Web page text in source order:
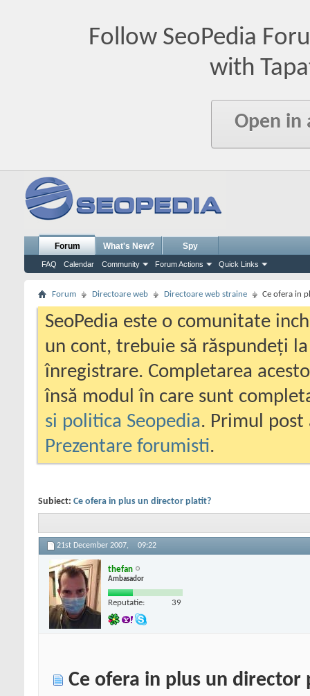
Follow SeoPedia
with
Open in
Forum
FAQ Calendar Community Forum Actions Quick Links
What's New? Spy
Forum Directoare web Directoare web straine Ce ofera in
SeoPedia este o comunitate
un cont, trebuie să răspundeți
înregistrare. Completarea
însă modul în care sunt
si politica Seopedia. Primul
Prezentare forumisti.
Subiect: Ce ofera in plus un director platit?
21st December 2007, 09:22
thefan
Ambasador
Reputatie: 39
Ce ofera in plus un director